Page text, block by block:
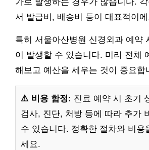
가로 발생하는 경우가 많습니다.
서 발급비, 배송비 등이 대표적이
특히 서울아산병원 신경외과 예약
이 발생할 수 있습니다. 미리 전체
해보고 예산을 세우는 것이 중요합
⚠️ 비용 함정: 진료 예약 시 초기
검사, 진단, 처방 등에 따라 추가
수 있습니다. 정확한 절차와 비용
세요.